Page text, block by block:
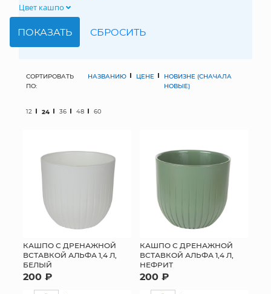
МЯГКИЕ ИГРУШКИ
ИСКУССТВЕННЫЕ ЦВЕТЫ
ПАКЕТЫ И СУМКИ
ПОДАРОЧНЫЕ КАРТЫ
ТОРГОВЫЙ ЦЕНТР
Цвет кашпо
СОРТИРОВАТЬ
ПО:
НАЗВАНИЮ ЦЕНЕ
НОВИЗНЕ (СНАЧАЛА
НОВЫЕ)
12 24 36 48 60
КАШПО С ДРЕНАЖНОЙ
ВСТАВКОЙ АЛЬФА 1,4 Л,
БЕЛЫЙ
200 ₽
КАШПО С ДРЕНАЖНОЙ
ВСТАВКОЙ АЛЬФА 1,4 Л,
НЕФРИТ
200 ₽